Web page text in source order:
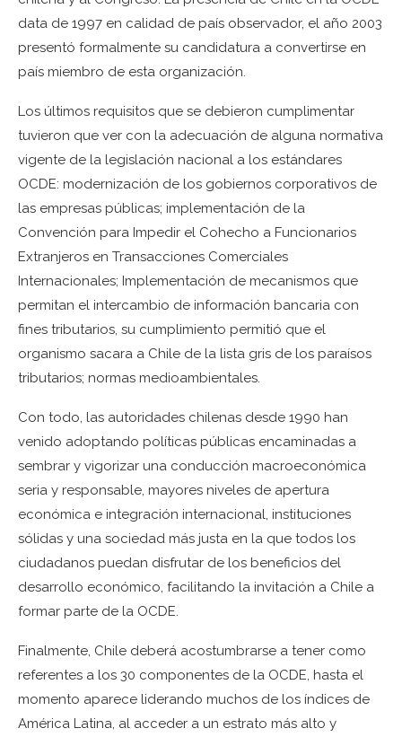
data de 1997 en calidad de país observador, el año 2003
presentó formalmente su candidatura a convertirse en
país miembro de esta organización.
Los últimos requisitos que se debieron cumplimentar
tuvieron que ver con la adecuación de alguna normativa
vigente de la legislación nacional a los estándares
OCDE: modernización de los gobiernos corporativos de
las empresas públicas; implementación de la
Convención para Impedir el Cohecho a Funcionarios
Extranjeros en Transacciones Comerciales
Internacionales; Implementación de mecanismos que
permitan el intercambio de información bancaria con
fines tributarios, su cumplimiento permitió que el
organismo sacara a Chile de la lista gris de los paraísos
tributarios; normas medioambientales.
Con todo, las autoridades chilenas desde 1990 han
venido adoptando políticas públicas encaminadas a
sembrar y vigorizar una conducción macroeconómica
seria y responsable, mayores niveles de apertura
económica e integración internacional, instituciones
sólidas y una sociedad más justa en la que todos los
ciudadanos puedan disfrutar de los beneficios del
desarrollo económico, facilitando la invitación a Chile a
formar parte de la OCDE.
Finalmente, Chile deberá acostumbrarse a tener como
referentes a los 30 componentes de la OCDE, hasta el
momento aparece liderando muchos de los índices de
América Latina, al acceder a un estrato más alto y